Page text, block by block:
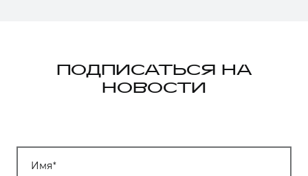
ПОДПИСАТЬСЯ НА
НОВОСТИ
Имя